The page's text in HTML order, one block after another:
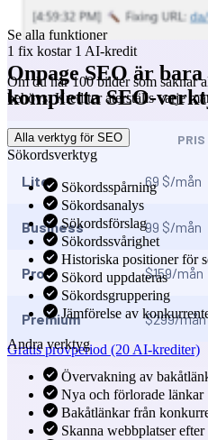
1 fix kostar 1 AI-kredit
Om du har 100 bilder som saknar
behövs. Krediter återställs varje
PLAN PRIS
Lite 69 $/mån
Business 99 $/mån
Pro $159/mån
Premium $299/mån
Gratis provperiod (20 AI-krediter)
Se alla funktioner
Onpage SEO är
kompletta SEO-
Alla verktyg för SEO
Sökordsverktyg
Sökordsspårning
Sökordsanalys
Sökordsförslag
Sökordssvårighet
Historiska positioner för
Sökord uppdateras
Sökordsgruppering
Jämförelse av
Andra verktyg
Övervakning av
Nya och förlorade länkar
Bakåtlänkar från
Skanna webbplatser